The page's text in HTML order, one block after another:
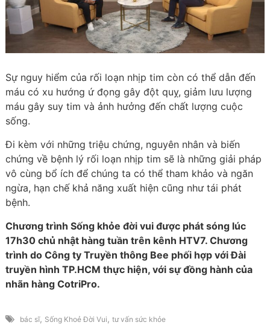
Sự nguy hiểm của rối loạn nhịp tim còn có thể dẫn đến
máu có xu hướng ứ đọng gây đột quỵ, giảm lưu lượng
máu gây suy tim và ảnh hưởng đến chất lượng cuộc
sống.
Đi kèm với những triệu chứng, nguyên nhân và biến
chứng về bệnh lý rối loạn nhịp tim sẽ là những giải pháp
vô cùng bổ ích để chúng ta có thể tham khảo và ngăn
ngừa, hạn chế khả năng xuất hiện cũng như tái phát
bệnh.
Chương trình Sống khỏe đời vui được phát sóng lúc
17h30 chủ nhật hàng tuần trên kênh HTV7. Chương
trình do Công ty Truyền thông Bee phối hợp với Đài
truyền hình TP.HCM thực hiện, với sự đồng hành của
nhãn hàng CotriPro.
bác sĩ, Sống Khoẻ Đời Vui , tư vấn sức khỏe